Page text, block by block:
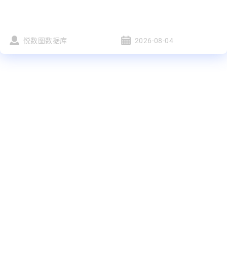
悦数图数据库 2026-08-04